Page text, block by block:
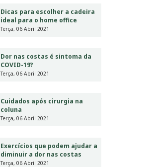
Dicas para escolher a cadeira
ideal para o home office
Terça, 06 Abril 2021
Dor nas costas é sintoma da
COVID-19?
Terça, 06 Abril 2021
Cuidados após cirurgia na
coluna
Terça, 06 Abril 2021
Exercícios que podem ajudar a
diminuir a dor nas costas
Terça, 06 Abril 2021